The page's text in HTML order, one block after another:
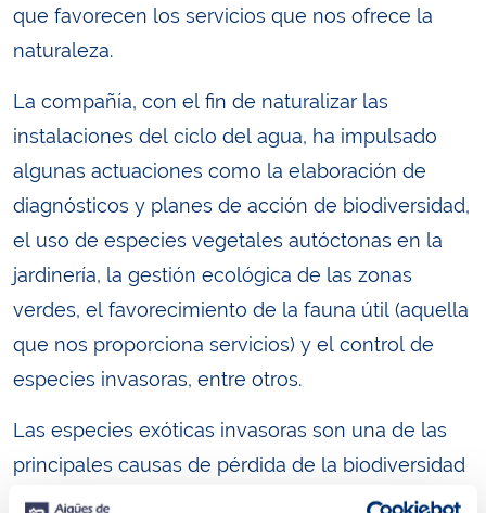
que favorecen los servicios que nos ofrece la
naturaleza.
La compañía, con el fin de naturalizar las
instalaciones del ciclo del agua, ha impulsado
algunas actuaciones como la elaboración de
diagnósticos y planes de acción de biodiversidad,
el uso de especies vegetales autóctonas en la
jardinería, la gestión ecológica de las zonas
verdes, el favorecimiento de la fauna útil (aquella
que nos proporciona servicios) y el control de
especies invasoras, entre otros.
Las especies exóticas invasoras son una de las
principales causas de pérdida de la biodiversidad
en el mundo. Aigües de Barcelona ha centrado